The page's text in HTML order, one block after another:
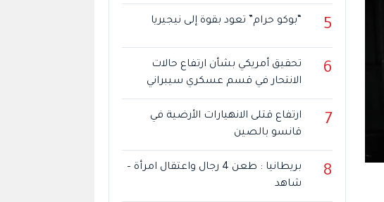
5 “بوكو حرام” تعود بقوة إلى نيجيريا
6
تحقيق أمريكي بشأن ارتفاع حالات
الانتحار في قسم عسكري سيبراني
7
ارتفاع قتلى الانهيارات الأرضية في
قانسو بالصين
8
بريطانيا : طعن 4 رجال واعتقال امرأة –
شاهد